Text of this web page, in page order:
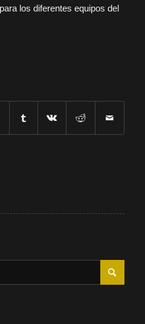
los diferentes equipos del